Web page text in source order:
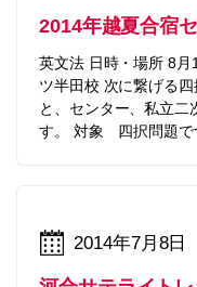
2014年越夏合宿
英文法 日時・場所 8
ツ半田校 次に繋げる
と、センター、私立二
す。 対象 四択問題
2014年7月8日